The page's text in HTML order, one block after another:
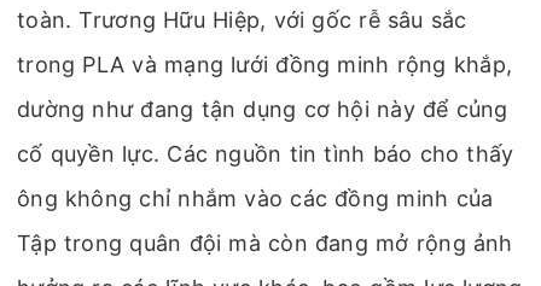
toàn. Trương Hữu Hiệp, với gốc rễ sâu sắc
trong PLA và mạng lưới đồng minh rộng khắp,
dường như đang tận dụng cơ hội này để củng
cố quyền lực. Các nguồn tin tình báo cho thấy
ông không chỉ nhắm vào các đồng minh của
Tập trong quân đội mà còn đang mở rộng ảnh